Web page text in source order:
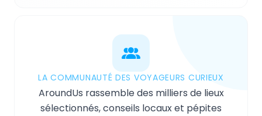
LA COMMUNAUTÉ DES VOYAGEURS CURIEUX
AroundUs rassemble des milliers de lieux
sélectionnés, conseils locaux et pépites